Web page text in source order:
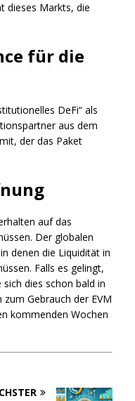
dieses Markts, die
für die
DeFi“ als
aus dem
der das Paket
auf das
Der globalen
denen die Liquidität in
Falls es gelingt,
dies schon bald in
Gebrauch der EVM
kommenden Wochen